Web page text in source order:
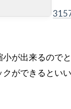
が出来るので
ができるとい